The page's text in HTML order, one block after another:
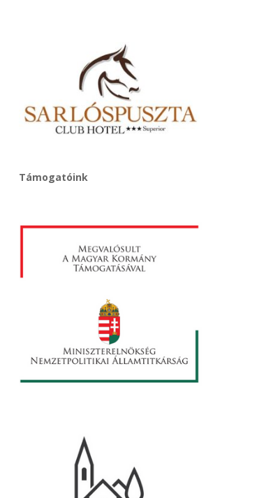
Támogatóink